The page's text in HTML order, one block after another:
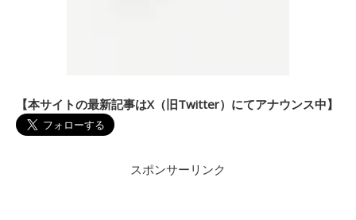
【本サイトの最新記事はX（旧Twitter）にてアナウンス中】
スポンサーリンク